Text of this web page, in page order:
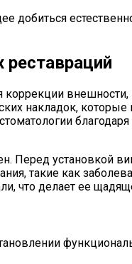
добиться
накладок,
Перед установкой
такие как
что делает ее